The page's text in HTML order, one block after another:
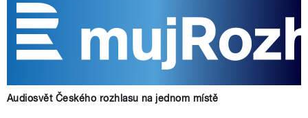
Audiosvět Českého rozhlasu na jednom místě